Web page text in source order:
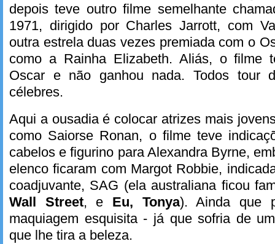
depois teve outro filme semelhante
1971, dirigido por Charles Jarrott, com
outra estrela duas vezes premiada com o
como a Rainha Elizabeth. Aliás, o filme
Oscar e não ganhou nada. Todos tour
célebres.
Aqui a ousadia é colocar atrizes mais
como Saiorse Ronan, o filme teve
cabelos e figurino para Alexandra Byrne,
elenco ficaram com Margot Robbie,
coadjuvante, SAG (ela australiana ficou
Wall Street, e Eu, Tonya). Ainda que
maquiagem esquisita - já que sofria de
que lhe tira a beleza.